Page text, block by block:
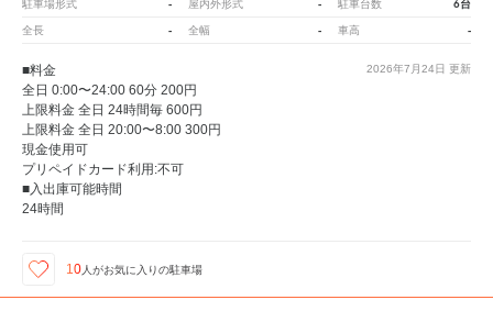
駐車場形式 - 屋内外形式 - 駐車台数 6台
全長 - 全幅 - 車高 -
2026年7月24日 更新
■料金
全日 0:00〜24:00 60分 200円
上限料金 全日 24時間毎 600円
上限料金 全日 20:00〜8:00 300円
現金使用可
プリペイドカード利用:不可
■入出庫可能時間
24時間
10 人がお気に入りの駐車場